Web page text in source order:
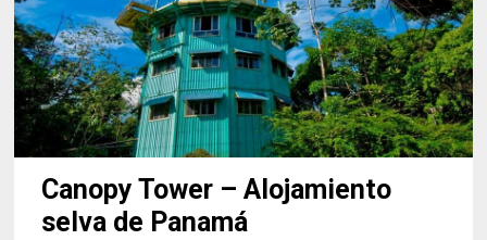
Canopy Tower – Alojamiento
selva de Panamá